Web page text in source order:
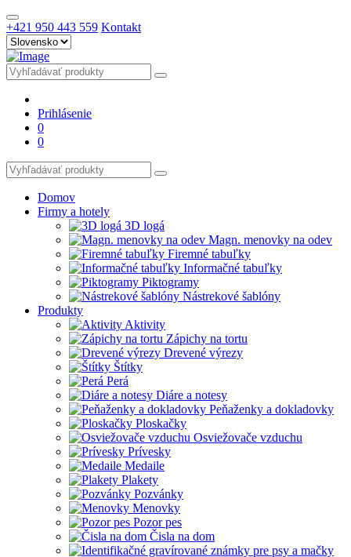
+421 950 443 559 Kontakt
Prihlásenie
0
0
Domov
Firmy a hotely
3D logá
Magn. menovky na odev
Firemné tabuľky
Informačné tabuľky
Piktogramy
Nástrekové šablóny
Produkty
Aktivity
Zápichy na tortu
Drevené výrezy
Štítky
Perá
Diáre a notesy
Peňaženky a dokladovky
Ploskačky
Osviežovače vzduchu
Prívesky
Medaile
Plakety
Pozvánky
Menovky
Pozor pes
Čisla na dom